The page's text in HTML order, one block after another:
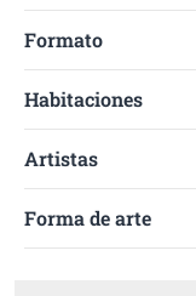
Formato
Habitaciones
Artistas
Forma de arte